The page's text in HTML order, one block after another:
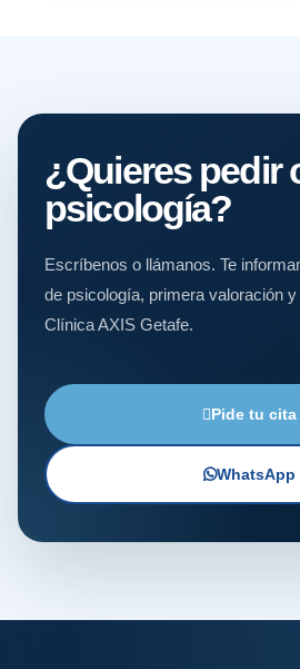
¿Quieres pedir
psicología?
Escríbenos o llámanos. Te
de psicología, primera valoración
Clínica AXIS Getafe.
Pide tu cita
WhatsApp